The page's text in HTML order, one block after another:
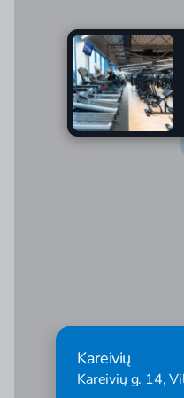
Kareivių
Kareivių g. 14,